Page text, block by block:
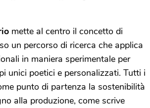
mette al centro il concetto di
un percorso di ricerca che applica
in maniera sperimentale per
unici poetici e personalizzati. Tutti i
punto di partenza la sostenibilità
alla produzione, come scrive